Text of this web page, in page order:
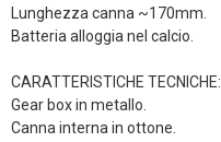
Lunghezza canna ~170mm.
Batteria alloggia nel calcio.
CARATTERISTICHE TECNICHE:
Gear box in metallo.
Canna interna in ottone.